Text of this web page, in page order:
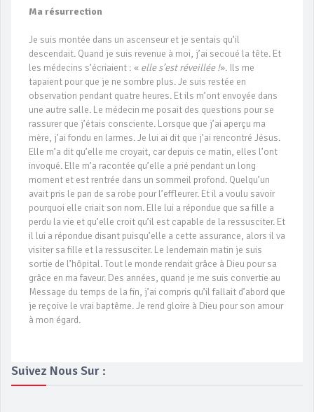
Ma résurrection
Je suis montée dans un ascenseur et je sentais qu’il
descendait. Quand je suis revenue à moi, j’ai secoué la tête. Et
les médecins s’écriaient : « elle s’est réveillée !». Ils me
tapaient pour que je ne sombre plus. Je suis restée en
observation pendant quatre heures. Et ils m’ont envoyée dans
une autre salle. Le médecin me posait des questions pour se
rassurer que j’étais consciente. Lorsque que j’ai aperçu ma
mère, j’ai fondu en larmes. Je lui ai dit que j’ai rencontré Jésus.
Elle m’a dit qu’elle me croyait, car depuis ce matin, elles l’ont
invoqué. Elle m’a racontée qu’elle a prié pendant un long
moment et est rentrée dans un sommeil profond. Quelqu’un
avait pris le pan de sa robe pour l’effleurer. Et il a voulu savoir
pourquoi elle criait son nom. Elle lui a répondue que sa fille a
perdu la vie et qu’elle croit qu’il est capable de la ressusciter. Et
il lui a répondue disant puisqu’elle a cette assurance, alors il va
visiter sa fille et la ressusciter. Le lendemain matin je suis
sortie de l’hôpital. Tout le monde rendait grâce à Dieu pour sa
grâce en ma faveur. Des années, quand je me suis convertie au
Message du temps de la fin, j’ai compris qu’il fallait d’abord que
je reçoive le vrai baptême. Je rend gloire à Dieu pour son amour
à mon égard.
Suivez Nous Sur :